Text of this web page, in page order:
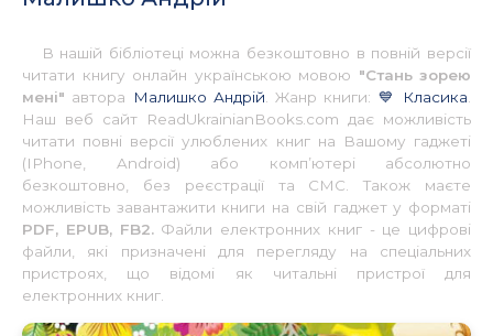
В нашій бібліотеці можна безкоштовно в повній версії
читати книгу онлайн українською мовою "Стань зорею
мені" автора Малишко Андрій . Жанр книги: 💙 Класика
Наш веб сайт ReadUkrainianBooks.com дає можливість
читати повні версії улюблених книг на Вашому гаджеті
(IPhone, Android) або комп’ютері абсолютно
безкоштовно, без реєстрації та СМС. Також маєте
можливість завантажити книги на свій гаджет у форматі
PDF, EPUB, FB2.Файли електронних книг - це цифрові
файли, які призначені для перегляду на спеціальних
пристроях, що відомі як читальні пристрої для
електронних книг.